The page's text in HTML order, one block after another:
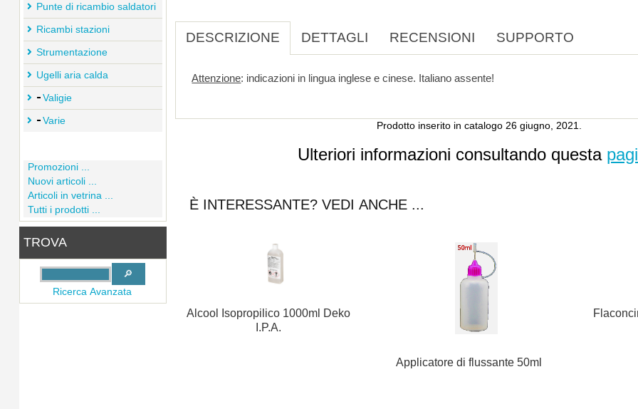
Punte di ricambio saldatori
Ricambi stazioni
Strumentazione
Ugelli aria calda
Valigie
Varie
Promozioni ...
Nuovi articoli ...
Articoli in vetrina ...
Tutti i prodotti ...
TROVA
Ricerca Avanzata
DESCRIZIONE DETTAGLI RECENSIONI SUPPORTO
Attenzione: indicazioni in lingua inglese e cinese. Italiano assente!
Prodotto inserito in catalogo 26 giugno, 2021.
Ulteriori informazioni consultando questa
È INTERESSANTE? VEDI ANCHE ...
Alcool Isopropilico 1000ml Deko
I.P.A.
Applicatore di flussante 50ml